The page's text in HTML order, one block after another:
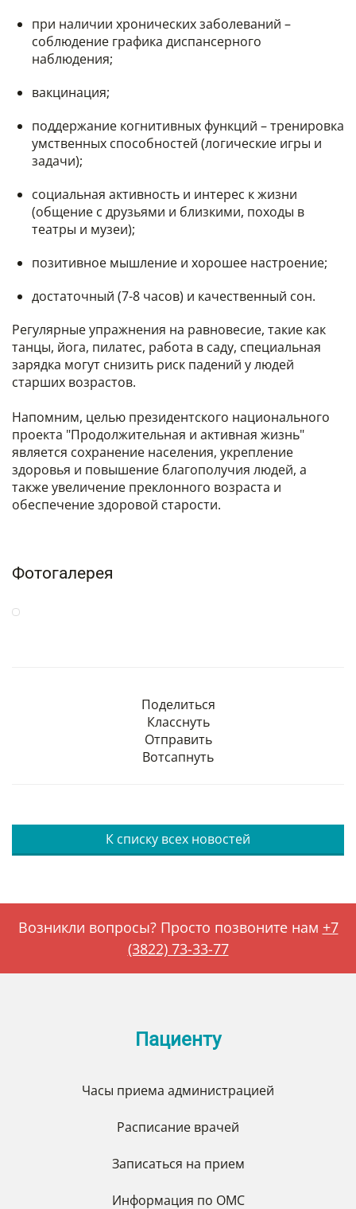
при наличии хронических заболеваний –
соблюдение графика диспансерного
наблюдения;
вакцинация;
поддержание когнитивных функций – тренировка
умственных способностей (логические игры и
задачи);
социальная активность и интерес к жизни
(общение с друзьями и близкими, походы в
театры и музеи);
позитивное мышление и хорошее настроение;
достаточный (7-8 часов) и качественный сон.
Регулярные упражнения на равновесие, такие как
танцы, йога, пилатес, работа в саду, специальная
зарядка могут снизить риск падений у людей
старших возрастов.
Напомним, целью президентского национального
проекта "Продолжительная и активная жизнь"
является сохранение населения, укрепление
здоровья и повышение благополучия людей, а
также увеличение преклонного возраста и
обеспечение здоровой старости.
Фотогалерея
Поделиться
Класснуть
Отправить
Вотсапнуть
К списку всех новостей
Возникли вопросы? Просто позвоните нам +7
(3822) 73-33-77
Пациенту
Часы приема администрацией
Расписание врачей
Записаться на прием
Информация по ОМС